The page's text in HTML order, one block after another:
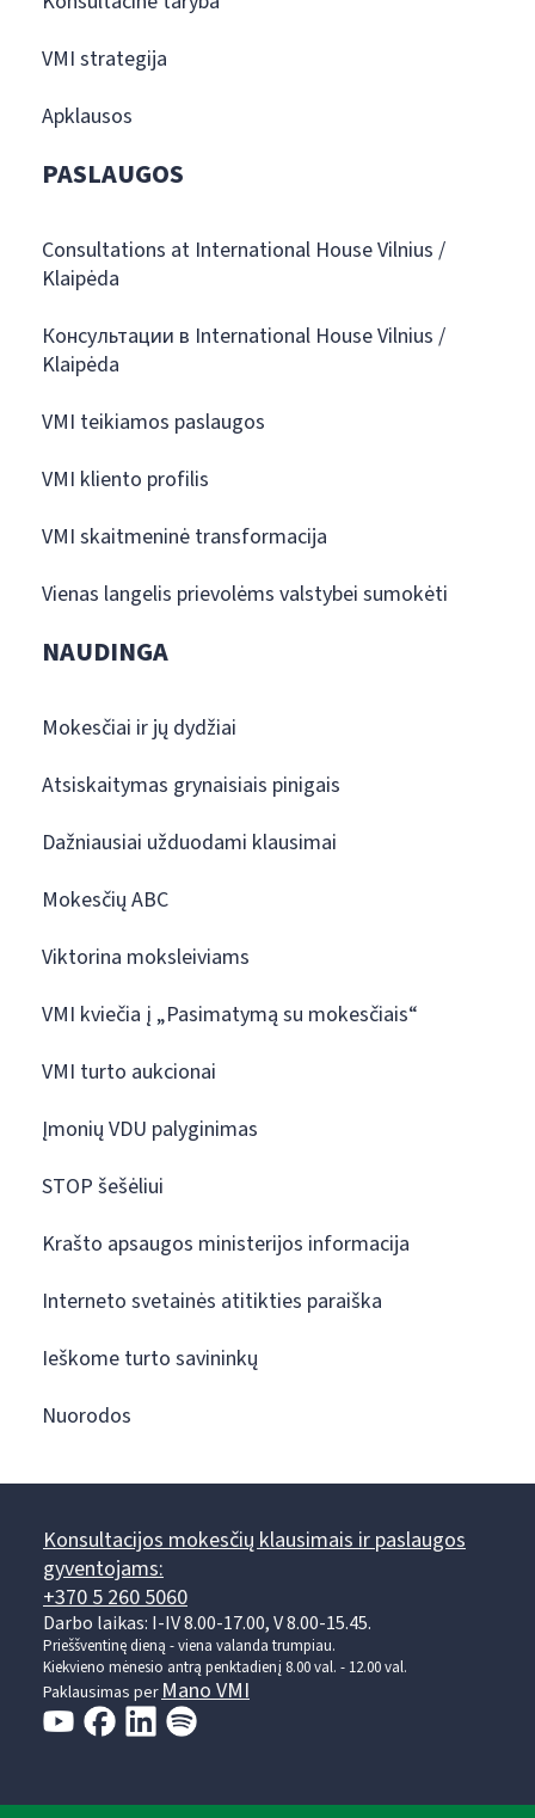
VMI strategija
Apklausos
PASLAUGOS
Consultations at International House Vilnius /
Klaipėda
Консультации в International House Vilnius /
Klaipėda
VMI teikiamos paslaugos
VMI kliento profilis
VMI skaitmeninė transformacija
Vienas langelis prievolėms valstybei sumokėti
NAUDINGA
Mokesčiai ir jų dydžiai
Atsiskaitymas grynaisiais pinigais
Dažniausiai užduodami klausimai
Mokesčių ABC
Viktorina moksleiviams
VMI kviečia į „Pasimatymą su mokesčiais“
VMI turto aukcionai
Įmonių VDU palyginimas
STOP šešėliui
Krašto apsaugos ministerijos informacija
Interneto svetainės atitikties paraiška
Ieškome turto savininkų
Nuorodos
Konsultacijos mokesčių klausimais ir paslaugos
gyventojams:
+370 5 260 5060
Darbo laikas: I-IV 8.00-17.00, V 8.00-15.45.
Prieššventinę dieną - viena valanda trumpiau.
Kiekvieno mėnesio antrą penktadienį 8.00 val. - 12.00 val.
Paklausimas per Mano VMI